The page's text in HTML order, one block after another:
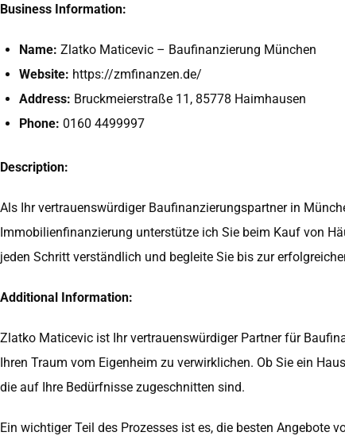
Business Information:
Name: Zlatko Maticevic – Baufinanzierung München
Website: https://zmfinanzen.de/
Address: Bruckmeierstraße 11, 85778 Haimhausen
Phone: 0160 4499997
Description:
Als Ihr vertrauenswürdiger Baufinanzierungspartner in
Immobilienfinanzierung unterstütze ich Sie beim Kauf von
jeden Schritt verständlich und begleite Sie bis zur
Additional Information:
Zlatko Maticevic ist Ihr vertrauenswürdiger Partner für
Ihren Traum vom Eigenheim zu verwirklichen. Ob Sie ein
die auf Ihre Bedürfnisse zugeschnitten sind.
Ein wichtiger Teil des Prozesses ist es, die besten